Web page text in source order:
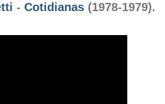
- Cotidianas (1978-1979).